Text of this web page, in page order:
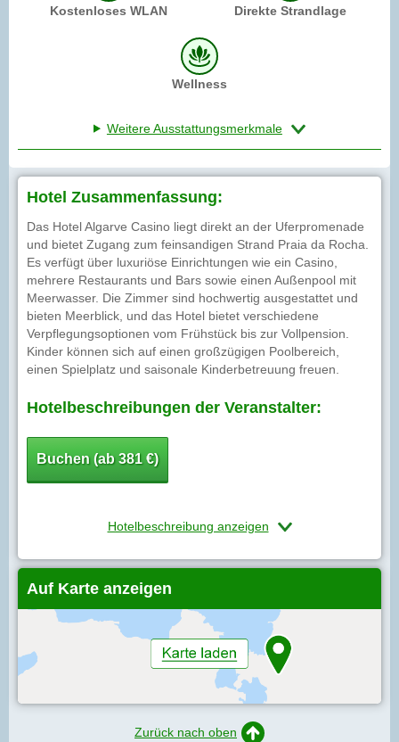
Kostenloses WLAN Direkte Strandlage
Wellness
Weitere Ausstattungsmerkmale
Hotel Zusammenfassung:
Das Hotel Algarve Casino liegt direkt an der Uferpromenade
und bietet Zugang zum feinsandigen Strand Praia da Rocha.
Es verfügt über luxuriöse Einrichtungen wie ein Casino,
mehrere Restaurants und Bars sowie einen Außenpool mit
Meerwasser. Die Zimmer sind hochwertig ausgestattet und
bieten Meerblick, und das Hotel bietet verschiedene
Verpflegungsoptionen vom Frühstück bis zur Vollpension.
Kinder können sich auf einen großzügigen Poolbereich,
einen Spielplatz und saisonale Kinderbetreuung freuen.
Hotelbeschreibungen der Veranstalter:
Buchen (ab 381 €)
Hotelbeschreibung anzeigen
Auf Karte anzeigen
Zurück nach oben